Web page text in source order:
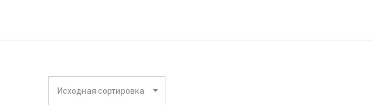
Исходная сортировка